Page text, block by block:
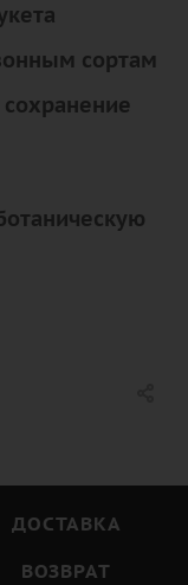
сортам
ДОСТАВКА
ВОЗВРАТ